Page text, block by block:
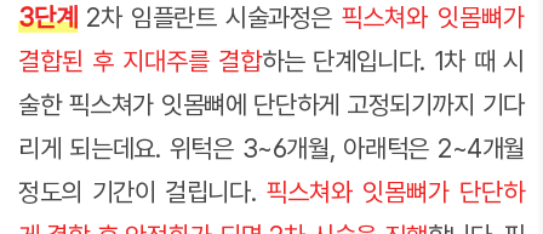
3단계 2차 임플란트 시술과정은 픽스쳐와 잇몸뼈가
결합된 후 지대주를 결합하는 단계입니다. 1차 때 시
술한 픽스쳐가 잇몸뼈에 단단하게 고정되기까지 기다
리게 되는데요. 위턱은 3~6개월, 아래턱은 2~4개월
정도의 기간이 걸립니다. 픽스쳐와 잇몸뼈가 단단하